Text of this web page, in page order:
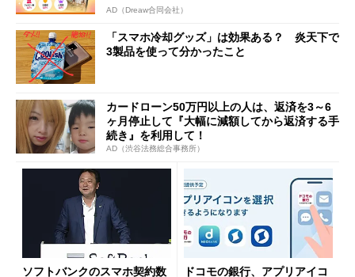
AD（Dreaw合同会社）
「スマホ冷却グッズ」は効果ある？ 炎天下で
3製品を使って分かったこと
カードローン50万円以上の人は、返済を3～6
ヶ月停止して『大幅に減額してから返済する手
続き』を利用して！
AD（渋谷法務総合事務所）
ソフトバンクのスマホ契約数
ドコモの銀行、アプリアイコ